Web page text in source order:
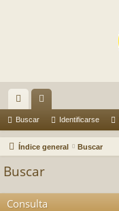
nl
ac
pi
or
os
Buscar Identificarse
Índice general Buscar
Buscar
Consulta